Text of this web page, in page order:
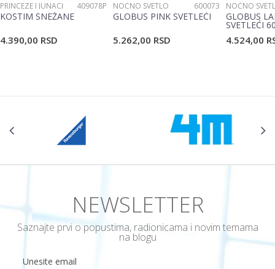
PRINCEZE I JUNACI 409078P
KOSTIM SNEŽANE
4.390,00 RSD
NOĆNO SVETLO 600073
GLOBUS PINK SVETLEĆI
5.262,00 RSD
NOĆNO
GLOBUS
SVETLEĆI
4.524,00
NEWSLETTER
Saznajte prvi o popustima, radionicama i novim temama
na blogu